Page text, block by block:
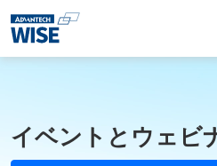
イベントとウェビ